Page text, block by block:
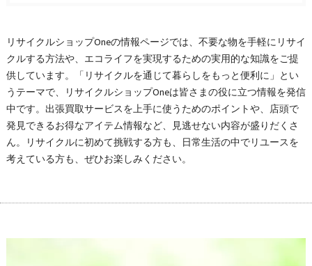
リサイクルショップOneの情報ページでは、不要な物を手軽にリサイ
クルする方法や、エコライフを実現するための実用的な知識をご提
供しています。「リサイクルを通じて暮らしをもっと便利に」とい
うテーマで、リサイクルショップOneは皆さまの役に立つ情報を発信
中です。出張買取サービスを上手に使うためのポイントや、店頭で
発見できるお得なアイテム情報など、見逃せない内容が盛りだくさ
ん。リサイクルに初めて挑戦する方も、日常生活の中でリユースを
考えている方も、ぜひお楽しみください。